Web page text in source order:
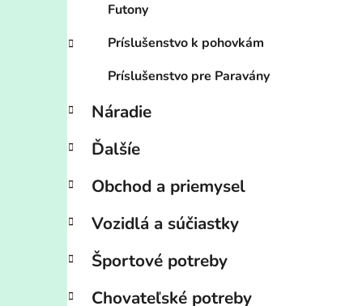
Futony
Príslušenstvo k pohovkám
Príslušenstvo pre Paravány
Náradie
Ďalšíe
Obchod a priemysel
Vozidlá a súčiastky
Športové potreby
Chovateľské potreby